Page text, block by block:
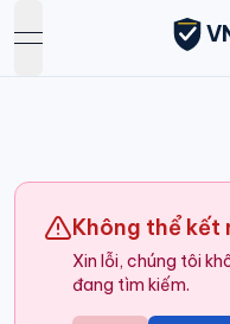
open navigation menu
Không thể kết
Xin lỗi, chúng tôi
đang tìm kiếm.